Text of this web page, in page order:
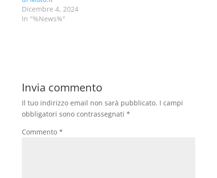
Dicembre 4, 2024
In "%News%"
Invia commento
Il tuo indirizzo email non sarà pubblicato. I campi
obbligatori sono contrassegnati *
Commento *